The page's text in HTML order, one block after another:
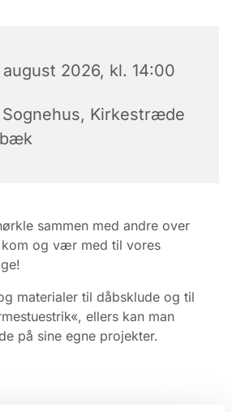
2026, kl. 14:00
Kirkestræde
sammen med andre over
kom og vær med til vores
materialer til dåbsklude og til
ellers kan man
på sine egne projekter.